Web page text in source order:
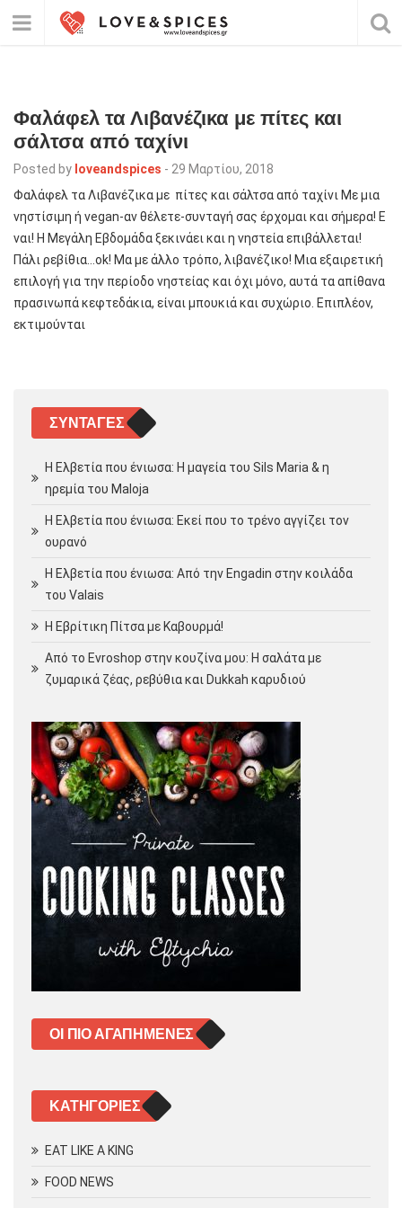
Φαλάφελ τα Λιβανέζικα με πίτες και
σάλτσα από ταχίνι
Posted by loveandspices - 29 Μαρτίου, 2018
Φαλάφελ τα Λιβανέζικα με πίτες και σάλτσα από ταχίνι Με μια
νηστίσιμη ή vegan-αν θέλετε-συνταγή σας έρχομαι και σήμερα! Ε
ναι! H Μεγάλη Εβδομάδα ξεκινάει και η νηστεία επιβάλλεται!
Πάλι ρεβίθια…οk! Mα με άλλο τρόπο, λιβανέζικο! Μια εξαιρετική
επιλογή για την περίοδο νηστείας και όχι μόνο, αυτά τα απίθανα
πρασινωπά κεφτεδάκια, είναι μπουκιά και συχώριο. Επιπλέον,
εκτιμούνται
ΣΥΝΤΑΓΈΣ
Η Ελβετία που ένιωσα: Η μαγεία του Sils Maria & η
ηρεμία του Maloja
Η Ελβετία που ένιωσα: Εκεί που το τρένο αγγίζει τον
ουρανό
Η Ελβετία που ένιωσα: Από την Engadin στην κοιλάδα
του Valais
Η Εβρίτικη Πίτσα με Καβουρμά!
Από το Evroshop στην κουζίνα μου: Η σαλάτα με
ζυμαρικά ζέας, ρεβύθια και Dukkah καρυδιού
ΟΙ ΠΙΟ ΑΓΑΠΗΜΈΝΕΣ
KΑΤΗΓΟΡΊΕΣ
EAT LIKE A KING
FOOD NEWS